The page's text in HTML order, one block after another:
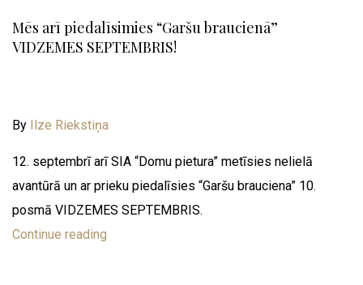
Mēs arī piedalīsimies “Garšu braucienā”
VIDZEMES SEPTEMBRIS!
By Ilze Riekstiņa
12. septembrī arī SIA “Domu pietura” metīsies nelielā
avantūrā un ar prieku piedalīsies “Garšu brauciena” 10.
posmā VIDZEMES SEPTEMBRIS.
Continue reading